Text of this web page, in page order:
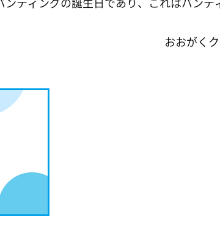
おおがく